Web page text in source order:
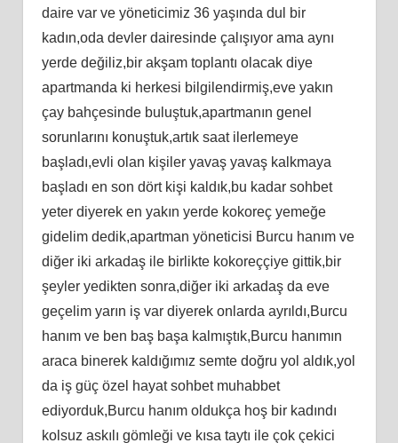
daire var ve yöneticimiz 36 yaşında dul bir
kadın,oda devler dairesinde çalışıyor ama aynı
yerde değiliz,bir akşam toplantı olacak diye
apartmanda ki herkesi bilgilendirmiş,eve yakın
çay bahçesinde buluştuk,apartmanın genel
sorunlarını konuştuk,artık saat ilerlemeye
başladı,evli olan kişiler yavaş yavaş kalkmaya
başladı en son dört kişi kaldık,bu kadar sohbet
yeter diyerek en yakın yerde kokoreç yemeğe
gidelim dedik,apartman yöneticisi Burcu hanım ve
diğer iki arkadaş ile birlikte kokoreççiye gittik,bir
şeyler yedikten sonra,diğer iki arkadaş da eve
geçelim yarın iş var diyerek onlarda ayrıldı,Burcu
hanım ve ben baş başa kalmıştık,Burcu hanımın
araca binerek kaldığımız semte doğru yol aldık,yol
da iş güç özel hayat sohbet muhabbet
ediyorduk,Burcu hanım oldukça hoş bir kadındı
kolsuz askılı gömleği ve kısa taytı ile çok çekici